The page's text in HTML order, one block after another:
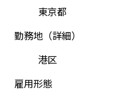
東京都
勤務地（詳細）
港区
雇用形態